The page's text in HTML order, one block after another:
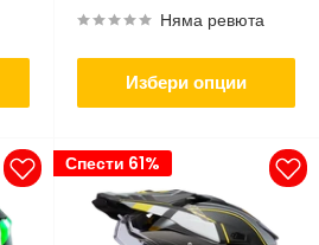
Няма ревюта
Избери опции
Спести 61%